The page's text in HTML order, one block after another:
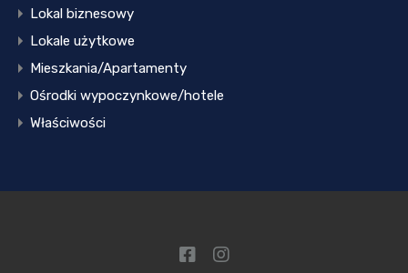
Lokal biznesowy
Lokale użytkowe
Mieszkania/Apartamenty
Ośrodki wypoczynkowe/hotele
Właściwości